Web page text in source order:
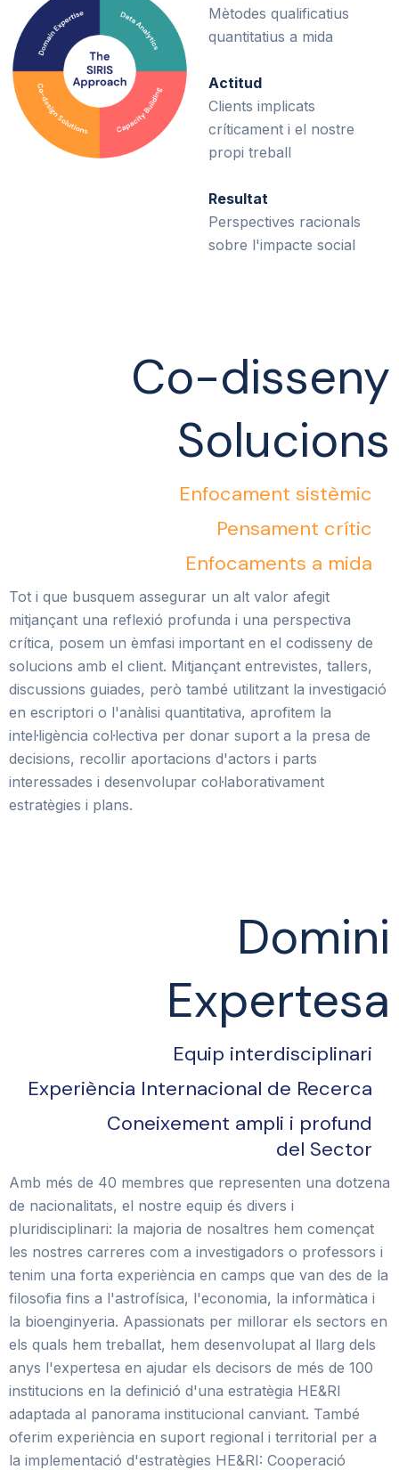
Mètodes qualificatius
quantitatius a mida
Actitud
Clients implicats
críticament i el nostre
propi treball
Resultat
Perspectives racionals
sobre l'impacte social
Co-disseny
Solucions
Enfocament sistèmic
Pensament crític
Enfocaments a mida
Tot i que busquem assegurar un alt valor afegit
mitjançant una reflexió profunda i una perspectiva
crítica, posem un èmfasi important en el codisseny de
solucions amb el client. Mitjançant entrevistes, tallers,
discussions guiades, però també utilitzant la investigació
en escriptori o l'anàlisi quantitativa, aprofitem la
intel·ligència col·lectiva per donar suport a la presa de
decisions, recollir aportacions d'actors i parts
interessades i desenvolupar col·laborativament
estratègies i plans.
Domini
Expertesa
Equip interdisciplinari
Experiència Internacional de Recerca
Coneixement ampli i profund
del Sector
Amb més de 40 membres que representen una dotzena
de nacionalitats, el nostre equip és divers i
pluridisciplinari: la majoria de nosaltres hem començat
les nostres carreres com a investigadors o professors i
tenim una forta experiència en camps que van des de la
filosofia fins a l'astrofísica, l'economia, la informàtica i
la bioenginyeria. Apassionats per millorar els sectors en
els quals hem treballat, hem desenvolupat al llarg dels
anys l'expertesa en ajudar els decisors de més de 100
institucions en la definició d'una estratègia HE&RI
adaptada al panorama institucional canviant. També
oferim experiència en suport regional i territorial per a
la implementació d'estratègies HE&RI: Cooperació